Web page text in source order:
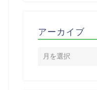
アーカイブ